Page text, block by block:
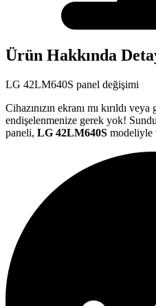
Ürün Hakkında
LG 42LM640S panel değişimi
Cihazınızın ekranı mı kırıldı
endişelenmenize gerek yok!
paneli, LG 42LM640S modeliyle